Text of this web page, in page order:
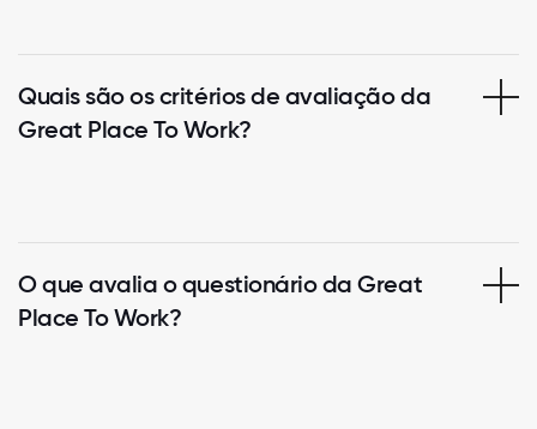
Quais são os critérios de avaliação da
Great Place To Work?
O que avalia o questionário da Great
Place To Work?